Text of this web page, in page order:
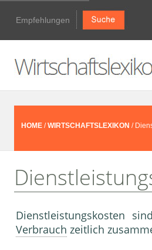
Empfehlungen
HOME /WIRTSCHAFTSLEXIKON /
Dienstleistungskosten
Verbrauch zeitlich